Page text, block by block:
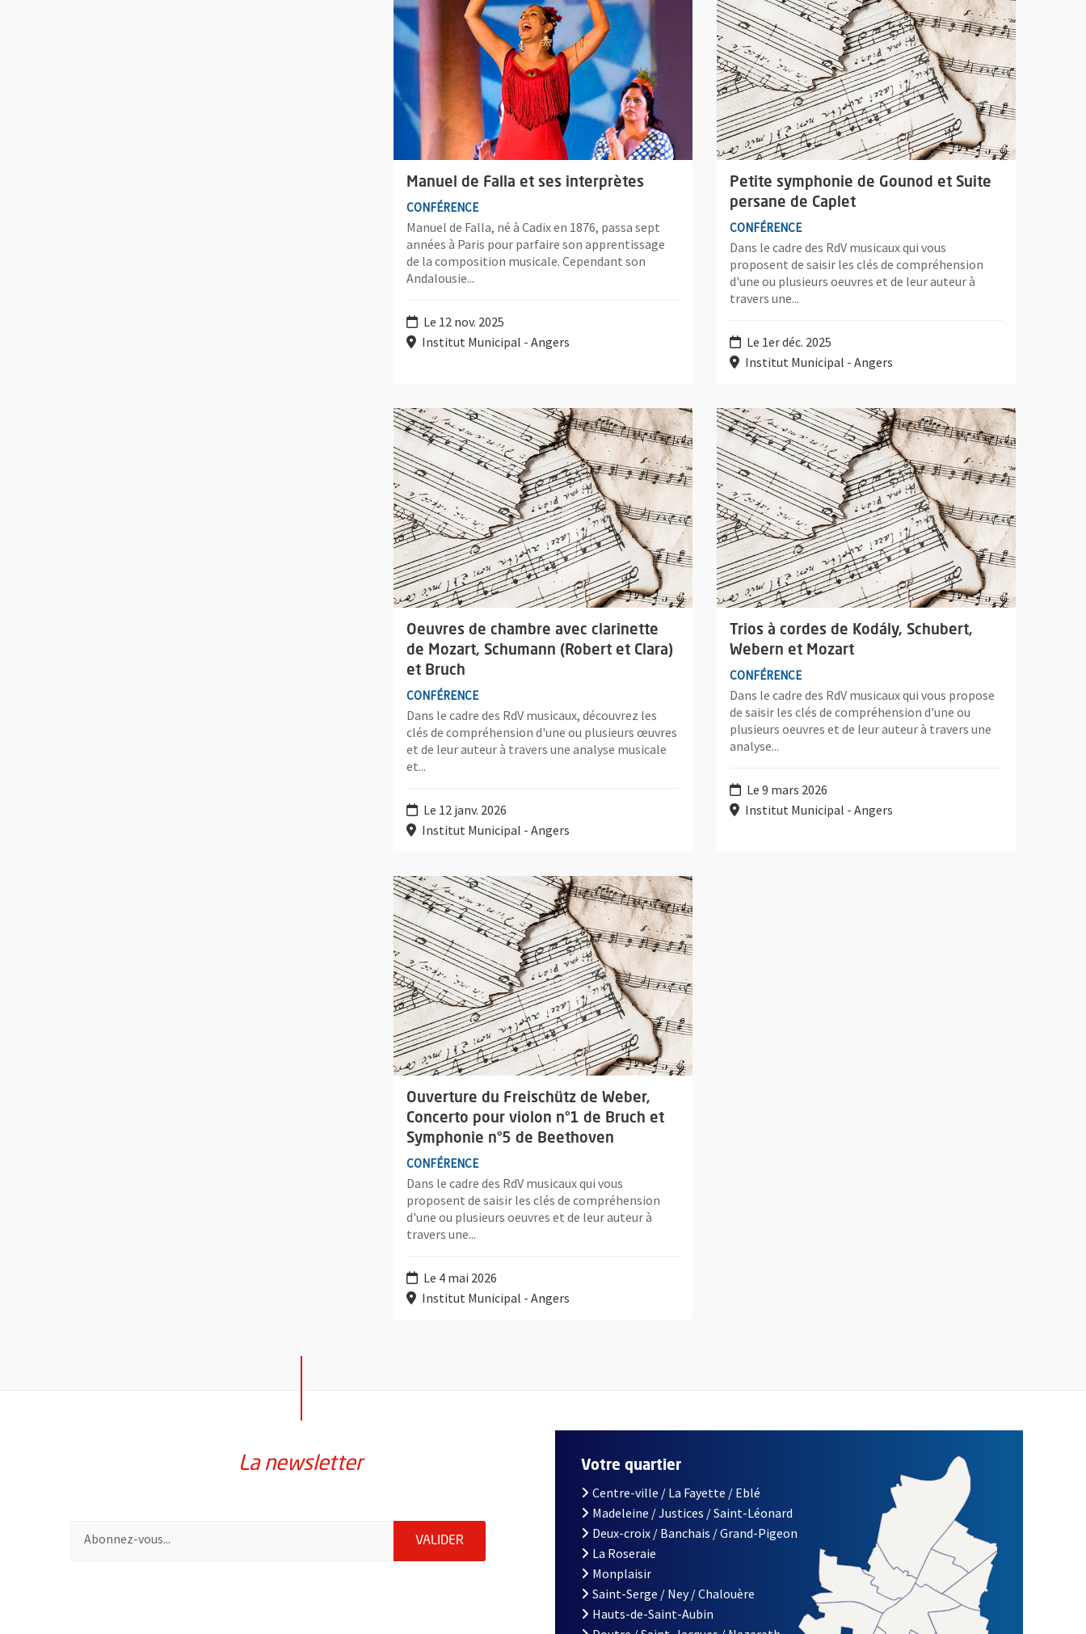
Manuel de Falla et ses interprètes
CONFÉRENCE
Manuel de Falla, né à Cadix en 1876, passa sept
années à Paris pour parfaire son apprentissage
de la composition musicale. Cependant son
Andalousie...
Le 12 nov. 2025
Institut Municipal - Angers
Petite symphonie de Gounod et Suite
persane de Caplet
CONFÉRENCE
Dans le cadre des RdV musicaux qui vous
proposent de saisir les clés de compréhension
d'une ou plusieurs oeuvres et de leur auteur à
travers une...
Le 1er déc. 2025
Institut Municipal - Angers
Oeuvres de chambre avec clarinette
de Mozart, Schumann (Robert et Clara)
et Bruch
CONFÉRENCE
Dans le cadre des RdV musicaux, découvrez les
clés de compréhension d'une ou plusieurs œuvres
et de leur auteur à travers une analyse musicale
et...
Le 12 janv. 2026
Institut Municipal - Angers
Plus d'information sur l'évènement : Oeuvres de chambre avec clarinette de Mozart, Schumann (Robert et Clara) et Bruch
Trios à cordes de Kodály, Schubert,
Webern et Mozart
CONFÉRENCE
Dans le cadre des RdV musicaux qui vous propose
de saisir les clés de compréhension d'une ou
plusieurs oeuvres et de leur auteur à travers une
analyse...
Le 9 mars 2026
Institut Municipal - Angers
Plus d'information sur l'évènement : Trios à cordes de Kodály,
Ouverture du Freischütz de Weber,
Concerto pour violon n°1 de Bruch et
Symphonie n°5 de Beethoven
CONFÉRENCE
Dans le cadre des RdV musicaux qui vous
proposent de saisir les clés de compréhension
d'une ou plusieurs oeuvres et de leur auteur à
travers une...
Le 4 mai 2026
Institut Municipal - Angers
Plus d'information sur l'évènement : Ouverture du Freischütz de Weber, Concerto pour violon n°1 de Bruch et Symphonie n°5
La newsletter
Pour vous inscrire à la lettre d'information de la ville d'Angers, indiquez votre email (champ obligatoire)
VALIDER ENVOYER MA DEMANDE D'INSCRIPTION À LA LETTRE D'INFORMATION DE LA VILLE D'ANGERS
Votre quartier
Centre-ville / La Fayette / Eblé
Madeleine / Justices / Saint-Léonard
Deux-croix / Banchais / Grand-Pigeon
La Roseraie
Monplaisir
Saint-Serge / Ney / Chalouère
Hauts-de-Saint-Aubin